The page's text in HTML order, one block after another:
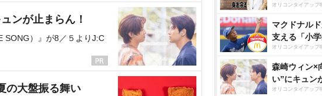
ンが止まらん！
SONG）』が8／５よりJ:C
の大盤振る舞い
オリコンタイアップ
マクドナル
支える「小学
オリコンタイアップ
森崎ウィン×
い”にキュン
オリコンタイアップ